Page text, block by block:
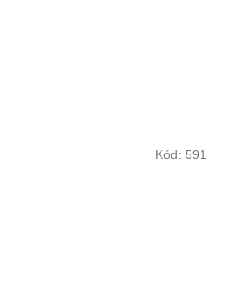
Kód: 591